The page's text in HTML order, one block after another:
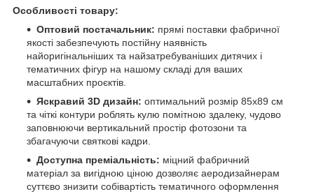
Особливості товару:
Оптовий постачальник: прямі поставки фабричної
якості забезпечують постійну наявність
найоригінальніших та найзатребуваніших дитячих і
тематичних фігур на нашому складі для ваших
масштабних проєктів.
Яскравий 3D дизайн: оптимальний розмір 85х89 см
та чіткі контури роблять кулю помітною здалеку, чудово
заповнюючи вертикальний простір фотозони та
збагачуючи святкові кадри.
Доступна преміальність: міцний фабричний
матеріал за вигідною ціною дозволяє аеродизайнерам
суттєво знизити собівартість тематичного оформлення